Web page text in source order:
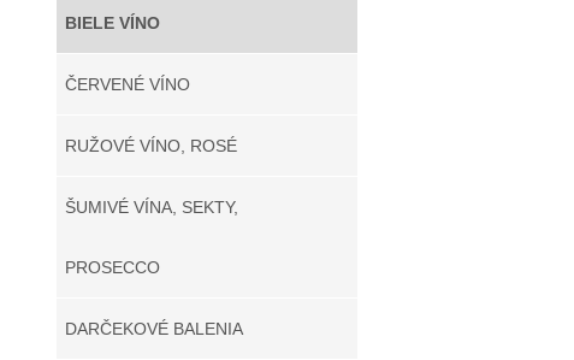
BIELE VÍNO
ČERVENÉ VÍNO
RUŽOVÉ VÍNO, ROSÉ
ŠUMIVÉ VÍNA, SEKTY,
PROSECCO
DARČEKOVÉ BALENIA